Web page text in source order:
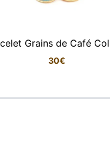
Grains de Café
30€